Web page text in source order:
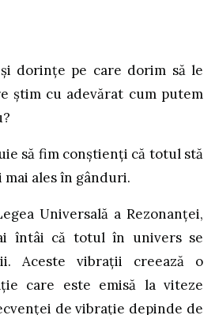
dorințe pe care dorim să le
știm cu adevărat cum putem
să fim conștienți că totul stă
ales în gânduri.
Universală a Rezonanței,
întâi că totul în univers se
Aceste vibrații creează o
care este emisă la viteze
de vibrație depinde de